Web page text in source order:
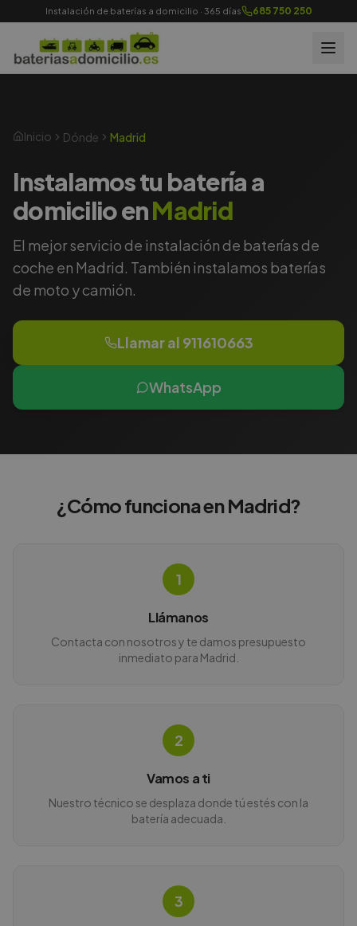
Instalación de baterías a domicilio · 365 días 685 750 250
Inicio Dónde Madrid
Instalamos tu batería a
domicilio enMadrid
El mejor servicio de instalación de baterías de
coche en Madrid. También instalamos baterías
de moto y camión.
Llamar al 911610663
WhatsApp
¿Cómo funciona enMadrid?
1
Llámanos
Contacta con nosotros y te damos presupuesto
inmediato para Madrid.
2
Vamos a ti
Nuestro técnico se desplaza donde tú estés con la
batería adecuada.
3